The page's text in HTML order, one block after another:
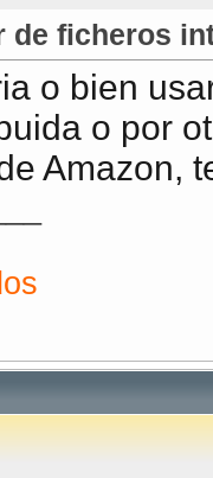
de ficheros
o bien
o por
Amazon,